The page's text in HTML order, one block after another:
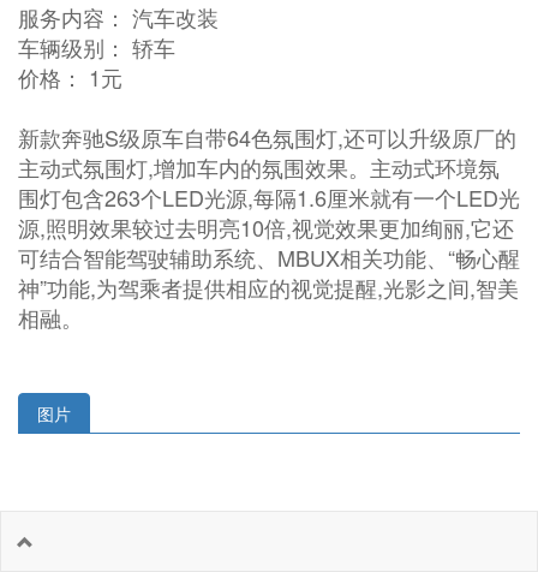
服务内容： 汽车改装
车辆级别： 轿车
价格： 1元
新款奔驰S级原车自带64色氛围灯,还可以升级原厂的
主动式氛围灯,增加车内的氛围效果。主动式环境氛
围灯包含263个LED光源,每隔1.6厘米就有一个LED光
源,照明效果较过去明亮10倍,视觉效果更加绚丽,它还
可结合智能驾驶辅助系统、MBUX相关功能、“畅心醒
神”功能,为驾乘者提供相应的视觉提醒,光影之间,智美
相融。
图片